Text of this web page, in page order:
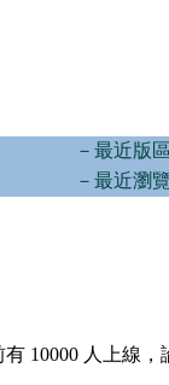
－最近版
－最近瀏
10000 人上線